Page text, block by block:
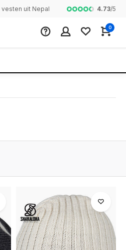
uit Nepal Complete
4.73/5
0